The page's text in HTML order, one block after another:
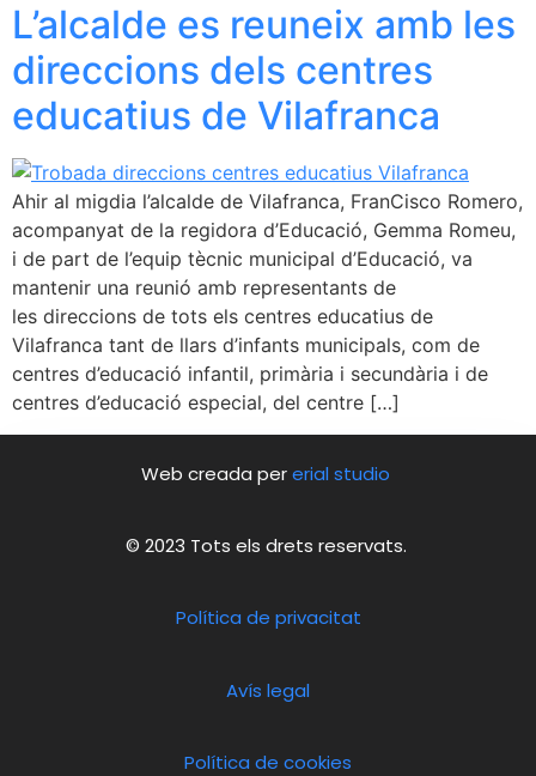
L’alcalde es reuneix amb les
direccions dels centres
educatius de Vilafranca
Ahir al migdia l’alcalde de Vilafranca, FranCisco Romero,
acompanyat de la regidora d’Educació, Gemma Romeu,
i de part de l’equip tècnic municipal d’Educació, va
mantenir una reunió amb representants de
les direccions de tots els centres educatius de
Vilafranca tant de llars d’infants municipals, com de
centres d’educació infantil, primària i secundària i de
centres d’educació especial, del centre […]
Web creada pererial studio
© 2023 Tots els drets reservats.
Política de privacitat
Avís legal
Política de cookies